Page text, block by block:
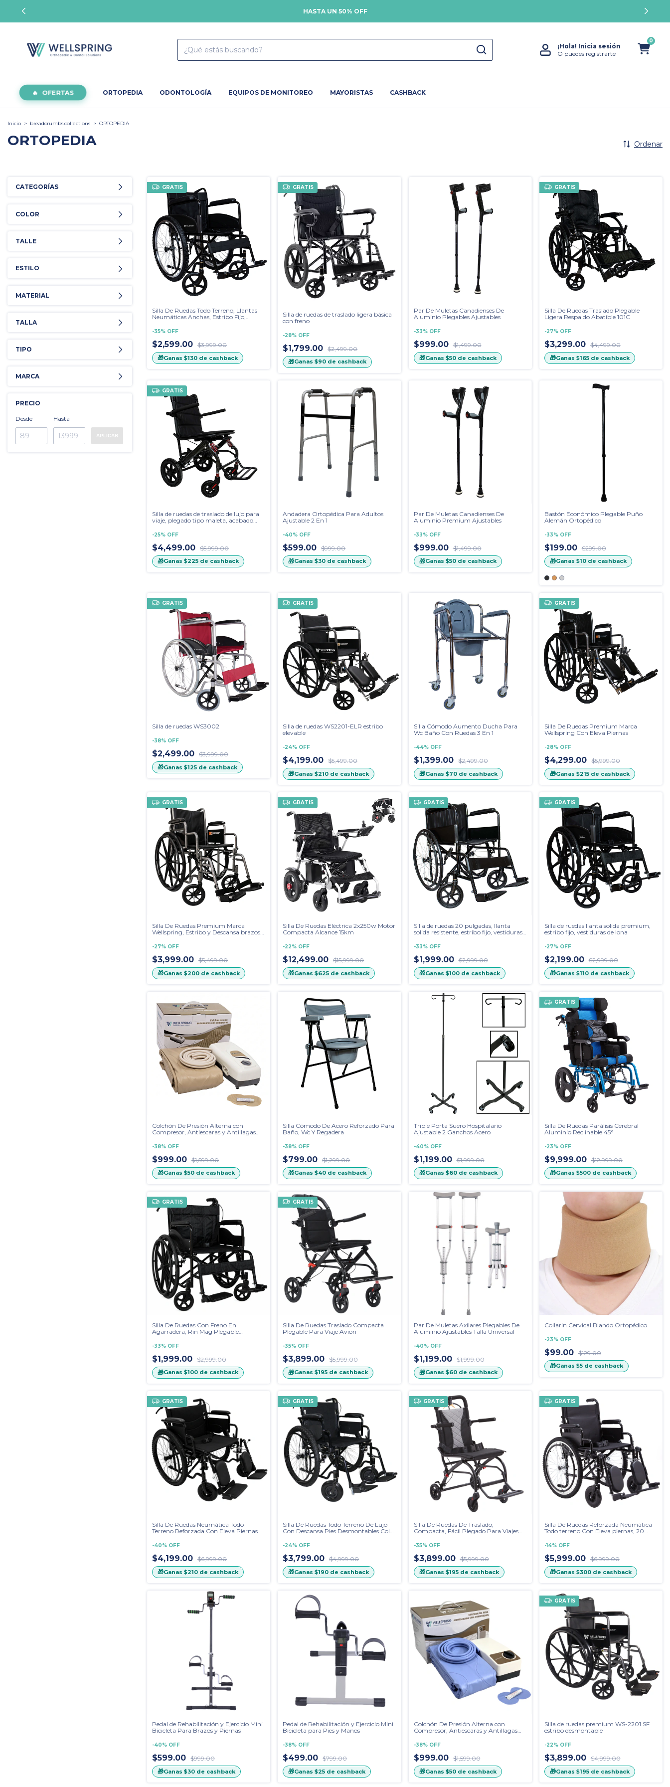
HASTA UN 50% OFF
¡Hola! Inicia sesión
O puedes registrarte
0
OFERTAS ORTOPEDIA ODONTOLOGÍA EQUIPOS DE MONITOREO MAYORISTAS CASHBACK
Inicio > breadcrumbs.collections > ORTOPEDIA
ORTOPEDIA Ordenar
CATEGORÍAS
COLOR
TALLE
ESTILO
MATERIAL
TALLA
TIPO
MARCA
PRECIO
Desde Hasta
APLICAR
GRATIS
Silla De Ruedas Todo Terreno, Llantas
Neumáticas Anchas, Estribo Fijo,
-35% OFF
$2,599.00 $3,999.00
🎁Ganas $130 de cashback
GRATIS
Silla de ruedas de traslado ligera básica
con freno
-28% OFF
$1,799.00
$2,499.00
🎁Ganas$90 de cashback
Par De Muletas Canadienses De
Aluminio Plegables Ajustables
-33% OFF
$999.00 $1,499.00
🎁Ganas $50de cashback
GRATIS
Silla De Ruedas Traslado Plegable
Ligera Respaldo Abatible 101C
-27% OFF
$3,299.00 $4,499.00
🎁Ganas $165de cashback
GRATIS
Silla de ruedas de traslado de lujo para
viaje, plegado tipo maleta, acabado
-25% OFF
$4,499.00 $5,999.00
🎁Ganas $225 de cashback
Andadera Ortopédica Para Adultos
Ajustable 2 En 1
-40% OFF
$599.00
$999.00
🎁Ganas$30 de cashback
Par De Muletas Canadienses De
Aluminio Premium Ajustables
-33% OFF
$999.00 $1,499.00
🎁Ganas $50de cashback
Bastón Económico Plegable Puño
Alemán Ortopédico
-33% OFF
$199.00 $299.00
🎁Ganas $10de cashback
GRATIS
Silla de ruedas WS3002
-38% OFF
$2,499.00 $3,999.00
🎁Ganas $125 de cashback
GRATIS
Silla de ruedas WS2201-ELR estribo
elevable
-24% OFF
$4,199.00
$5,499.00
🎁Ganas$210 de cashback
Silla Cómodo Aumento Ducha Para
Wc Baño Con Ruedas 3 En 1
-44% OFF
$1,399.00 $2,499.00
🎁Ganas $70de cashback
GRATIS
Silla De Ruedas Premium Marca
Wellspring Con Eleva Piernas
-28% OFF
$4,299.00 $5,999.00
🎁Ganas $215de cashback
GRATIS
Silla De Ruedas Premium Marca
Wellspring, Estribo y Descansa brazos
-27% OFF
$3,999.00 $5,499.00
🎁Ganas $200 de cashback
GRATIS
Silla De Ruedas Eléctrica 2x250w Motor
Compacta Alcance 15km
-22% OFF
$12,499.00
$15,999.00
🎁Ganas$625 de cashback
GRATIS
Silla de ruedas 20 pulgadas, llanta
solida resistente, estribo fijo, vestiduras
-33% OFF
$1,999.00 $2,999.00
🎁Ganas $100de cashback
GRATIS
Silla de ruedas llanta solida premium,
estribo fijo, vestiduras de lona
-27% OFF
$2,199.00 $2,999.00
🎁Ganas $110de cashback
Colchón De Presión Alterna con
Compresor, Antiescaras y Antillagas
-38% OFF
$999.00 $1,599.00
🎁Ganas $50 de cashback
Silla Cómodo De Acero Reforzado Para
Baño, Wc Y Regadera
-38% OFF
$799.00
$1,299.00
🎁Ganas$40 de cashback
Tripie Porta Suero Hospitalario
Ajustable 2 Ganchos Acero
-40% OFF
$1,199.00 $1,999.00
🎁Ganas $60de cashback
GRATIS
Silla De Ruedas Parálisis Cerebral
Aluminio Reclinable 45°
-23% OFF
$9,999.00 $12,999.00
🎁Ganas $500de cashback
GRATIS
Silla De Ruedas Con Freno En
Agarradera, Rin Mag Plegable
-33% OFF
$1,999.00 $2,999.00
🎁Ganas $100 de cashback
GRATIS
Silla De Ruedas Traslado Compacta
Plegable Para Viaje Avion
-35% OFF
$3,899.00
$5,999.00
🎁Ganas$195 de cashback
Par De Muletas Axilares Plegables De
Aluminio Ajustables Talla Universal
-40% OFF
$1,199.00 $1,999.00
🎁Ganas $60de cashback
Collarin Cervical Blando Ortopédico
-23% OFF
$99.00 $129.00
🎁Ganas $5de cashback
GRATIS
Silla De Ruedas Neumática Todo
Terreno Reforzada Con Eleva Piernas
-40% OFF
$4,199.00 $6,999.00
🎁Ganas $210 de cashback
GRATIS
Silla De Ruedas Todo Terreno De Lujo
Con Descansa Pies Desmontables Color
-24% OFF
$3,799.00
$4,999.00
🎁Ganas$190 de cashback
GRATIS
Silla De Ruedas De Traslado,
Compacta, Fácil Plegado Para Viajes
-35% OFF
$3,899.00 $5,999.00
🎁Ganas $195de cashback
GRATIS
Silla De Ruedas Reforzada Neumática
Todo terreno Con Eleva piernas, 20
-14% OFF
$5,999.00 $6,999.00
🎁Ganas $300de cashback
Pedal de Rehabilitación y Ejercicio Mini
Bicicleta Para Brazos y Piernas
-40% OFF
$599.00 $999.00
🎁Ganas $30 de cashback
Pedal de Rehabilitación y Ejercicio Mini
Bicicleta para Pies y Manos
-38% OFF
$499.00
$799.00
🎁Ganas$25 de cashback
Colchón De Presión Alterna con
Compresor, Antiescaras y Antillagas
-38% OFF
$999.00 $1,599.00
🎁Ganas $50de cashback
GRATIS
Silla de ruedas premium WS-2201 SF
estribo desmontable
-22% OFF
$3,899.00 $4,999.00
🎁Ganas $195de cashback